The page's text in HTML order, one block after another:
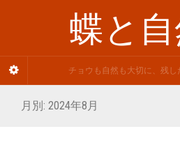
蝶と自
チョウも自然も大切に、残し
月別: 2024年8月